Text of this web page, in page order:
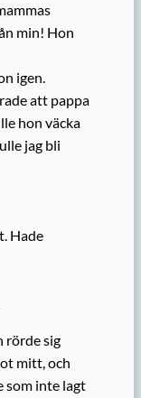
min! Hon
igen.
att pappa
hon väcka
jag bli
Hade
rörde sig
mitt, och
som inte lagt